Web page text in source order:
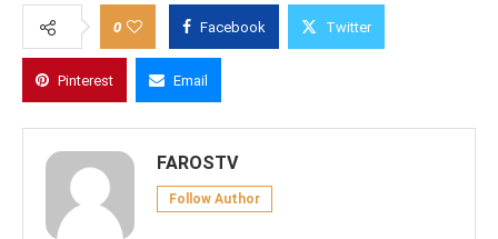
0 Facebook Twitter
Pinterest Email
FAROSTV
Follow Author